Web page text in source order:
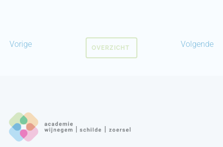
Vorige Volgende
OVERZICHT